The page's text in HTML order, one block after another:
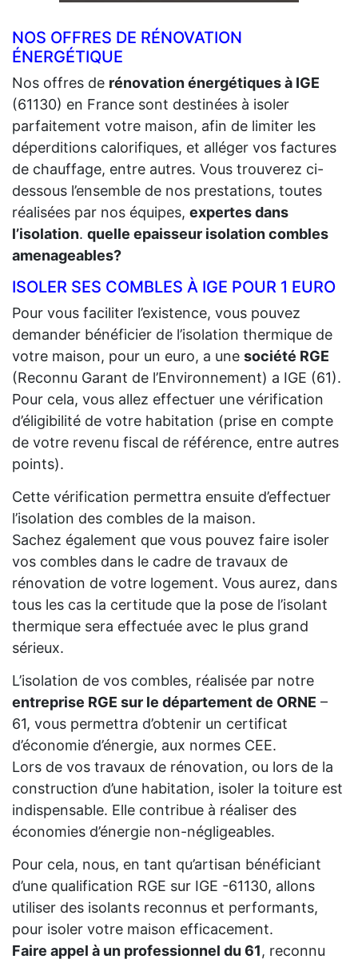
NOS OFFRES DE RÉNOVATION
ÉNERGÉTIQUE
Nos offres de rénovation énergétiques à IGE
(61130) en France sont destinées à isoler
parfaitement votre maison, afin de limiter les
déperditions calorifiques, et alléger vos factures
de chauffage, entre autres. Vous trouverez ci-
dessous l’ensemble de nos prestations, toutes
réalisées par nos équipes, expertes dans
l’isolation. quelle epaisseur isolation combles
amenageables?
ISOLER SES COMBLES À IGE POUR 1 EURO
Pour vous faciliter l’existence, vous pouvez
demander bénéficier de l’isolation thermique de
votre maison, pour un euro, a une société RGE
(Reconnu Garant de l’Environnement) a IGE (61).
Pour cela, vous allez effectuer une vérification
d’éligibilité de votre habitation (prise en compte
de votre revenu fiscal de référence, entre autres
points).
Cette vérification permettra ensuite d’effectuer
l’isolation des combles de la maison.
Sachez également que vous pouvez faire isoler
vos combles dans le cadre de travaux de
rénovation de votre logement. Vous aurez, dans
tous les cas la certitude que la pose de l’isolant
thermique sera effectuée avec le plus grand
sérieux.
L’isolation de vos combles, réalisée par notre
entreprise RGE sur le département de ORNE –
61, vous permettra d’obtenir un certificat
d’économie d’énergie, aux normes CEE.
Lors de vos travaux de rénovation, ou lors de la
construction d’une habitation, isoler la toiture est
indispensable. Elle contribue à réaliser des
économies d’énergie non-négligeables.
Pour cela, nous, en tant qu’artisan bénéficiant
d’une qualification RGE sur IGE -61130, allons
utiliser des isolants reconnus et performants,
pour isoler votre maison efficacement.
Faire appel à un professionnel du 61, reconnu